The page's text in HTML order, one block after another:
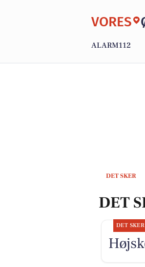
VORES
ALARM112
DET SKER
DET
DET SKER